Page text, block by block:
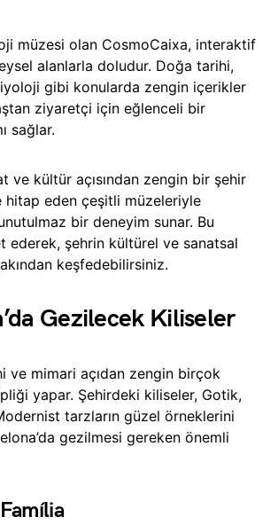
müzesi olan CosmoCaixa, interaktif
alanlarla doludur. Doğa tarihi,
gibi konularda zengin içerikler
ziyaretçi için eğlenceli bir
sağlar.
ve kültür açısından zengin bir şehir
hitap eden çeşitli müzeleriyle
bir deneyim sunar. Bu
ederek, şehrin kültürel ve sanatsal
keşfedebilirsiniz.
Gezilecek Kiliseler
ve mimari açıdan zengin birçok
yapar. Şehirdeki kiliseler, Gotik,
tarzların güzel örneklerini
gezilmesi gereken önemli